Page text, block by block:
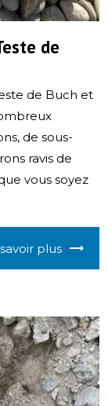
de
de Buch et
de sous-
ravis de
vous soyez
plus